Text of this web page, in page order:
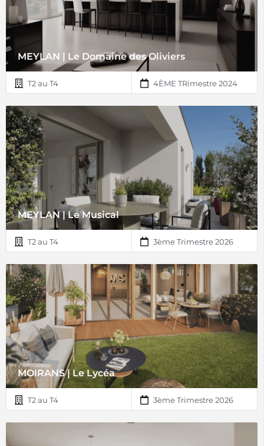
MEYLAN | Le Domaine des Oliviers
T2 au T4 4ÈME TRimestre 2024
MEYLAN | Le Musical
T2 au T4 3ème Trimestre 2026
MOIRANS | Le Lycéa
T2 au T4 3ème Trimestre 2026